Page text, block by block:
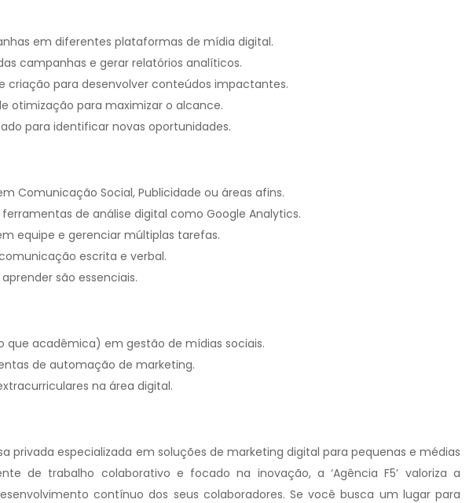
em diferentes plataformas de mídia digital.
campanhas e gerar relatórios analíticos.
criação para desenvolver conteúdos impactantes.
otimização para maximizar o alcance.
para identificar novas oportunidades.
Comunicação Social, Publicidade ou áreas afins.
de análise digital como Google Analytics.
equipe e gerenciar múltiplas tarefas.
escrita e verbal.
são essenciais.
que acadêmica) em gestão de mídias sociais.
de automação de marketing.
na área digital.
privada especializada em soluções de marketing digital para pequenas e médias
de trabalho colaborativo e focado na inovação, a ‘Agência F5’ valoriza a
contínuo dos seus colaboradores. Se você busca um lugar para